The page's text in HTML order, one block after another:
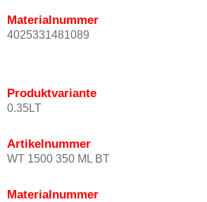
Materialnummer
4025331481089
Produktvariante
0.35LT
Artikelnummer
WT 1500 350 ML BT
Materialnummer